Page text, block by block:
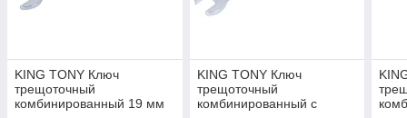
KING TONY Ключ
трещоточный
комбинированный 19 мм
KING TONY Ключ
трещоточный
комбинированный с